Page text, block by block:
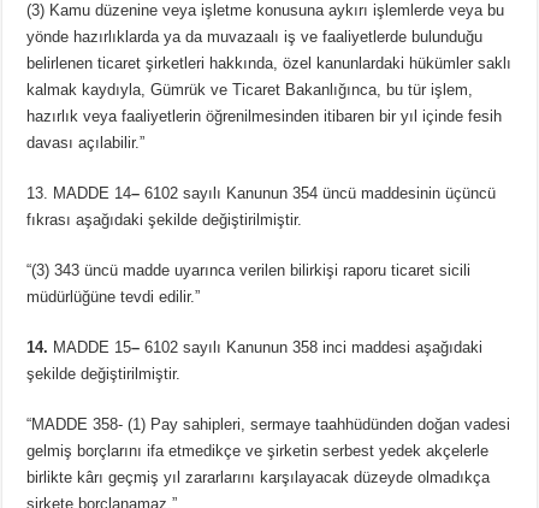
(3) Kamu düzenine veya işletme konusuna aykırı işlemlerde veya bu
yönde hazırlıklarda ya da muvazaalı iş ve faaliyetlerde bulunduğu
belirlenen ticaret şirketleri hakkında, özel kanunlardaki hükümler saklı
kalmak kaydıyla, Gümrük ve Ticaret Bakanlığınca, bu tür işlem,
hazırlık veya faaliyetlerin öğrenilmesinden itibaren bir yıl içinde fesih
davası açılabilir.”
13. MADDE 14–6102 sayılı Kanunun 354 üncü maddesinin üçüncü
fıkrası aşağıdaki şekilde değiştirilmiştir.
“(3) 343 üncü madde uyarınca verilen bilirkişi raporu ticaret sicili
müdürlüğüne tevdi edilir.”
14. MADDE 15– 6102 sayılı Kanunun 358 inci maddesi aşağıdaki
şekilde değiştirilmiştir.
“MADDE 358- (1) Pay sahipleri, sermaye taahhüdünden doğan vadesi
gelmiş borçlarını ifa etmedikçe ve şirketin serbest yedek akçelerle
birlikte kârı geçmiş yıl zararlarını karşılayacak düzeyde olmadıkça
şirkete borçlanamaz.”